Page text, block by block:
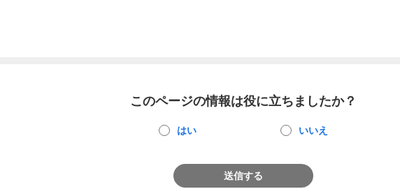
このページの情報は役に立ちましたか？
はい いいえ
送信する